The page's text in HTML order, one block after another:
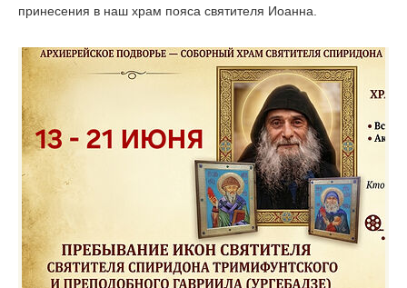
принесения в наш храм пояса святителя Иоанна.